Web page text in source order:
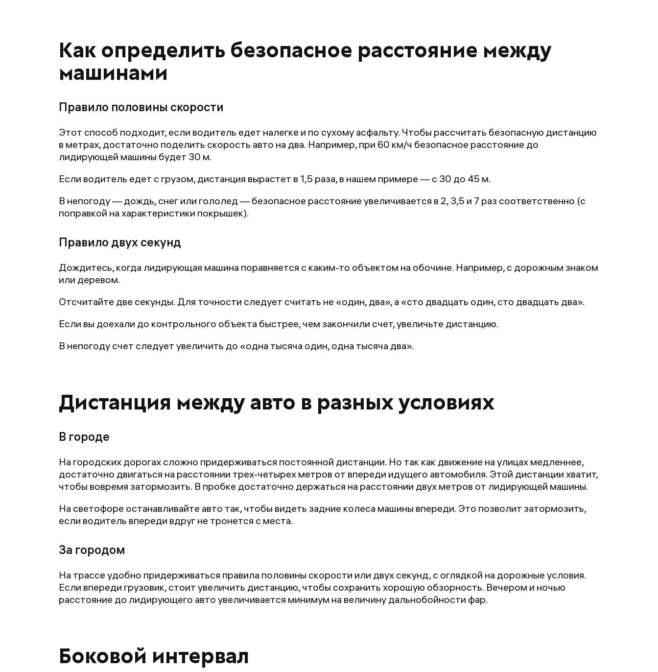
Как определить безопасное расстояние между
машинами
Правило половины скорости
Этот способ подходит, если водитель едет налегке и по сухому асфальту. Чтобы рассчитать безопасную дистанцию
в метрах, достаточно поделить скорость авто на два. Например, при 60 км/ч безопасное расстояние до
лидирующей машины будет 30 м.
Если водитель едет с грузом, дистанция вырастет в 1,5 раза, в нашем примере — с 30 до 45 м.
В непогоду — дождь, снег или гололед — безопасное расстояние увеличивается в 2, 3,5 и 7 раз соответственно (с
поправкой на характеристики покрышек).
Правило двух секунд
Дождитесь, когда лидирующая машина поравняется с каким-то объектом на обочине. Например, с дорожным знаком
или деревом.
Отсчитайте две секунды. Для точности следует считать не «один, два», а «сто двадцать один, сто двадцать два».
Если вы доехали до контрольного объекта быстрее, чем закончили счет, увеличьте дистанцию.
В непогоду счет следует увеличить до «одна тысяча один, одна тысяча два».
Дистанция между авто в разных условиях
В городе
На городских дорогах сложно придерживаться постоянной дистанции. Но так как движение на улицах медленнее,
достаточно двигаться на расстоянии трех-четырех метров от впереди идущего автомобиля. Этой дистанции хватит,
чтобы вовремя затормозить. В пробке достаточно держаться на расстоянии двух метров от лидирующей машины.
На светофоре останавливайте авто так, чтобы видеть задние колеса машины впереди. Это позволит затормозить,
если водитель впереди вдруг не тронется с места.
За городом
На трассе удобно придерживаться правила половины скорости или двух секунд, с оглядкой на дорожные условия.
Если впереди грузовик, стоит увеличить дистанцию, чтобы сохранить хорошую обзорность. Вечером и ночью
расстояние до лидирующего авто увеличивается минимум на величину дальнобойности фар.
Боковой интервал